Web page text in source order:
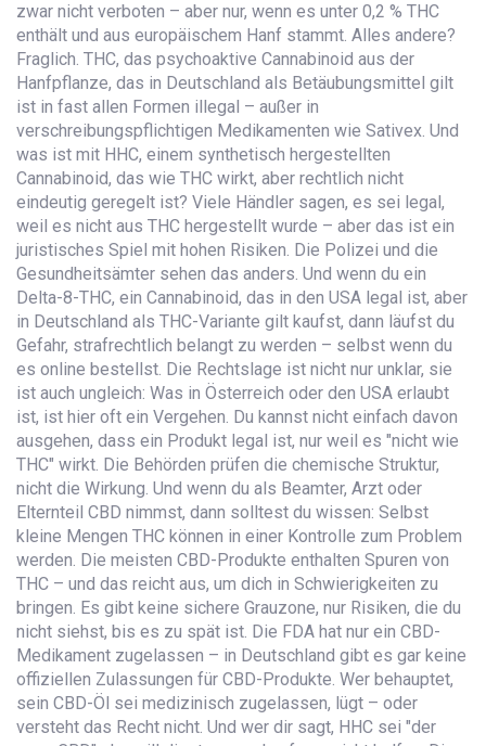
zwar nicht verboten – aber nur, wenn es unter 0,2 % THC
enthält und aus europäischem Hanf stammt. Alles andere?
Fraglich. THC, das psychoaktive Cannabinoid aus der
Hanfpflanze, das in Deutschland als Betäubungsmittel gilt
ist in fast allen Formen illegal – außer in
verschreibungspflichtigen Medikamenten wie Sativex. Und
was ist mit HHC, einem synthetisch hergestellten
Cannabinoid, das wie THC wirkt, aber rechtlich nicht
eindeutig geregelt ist? Viele Händler sagen, es sei legal,
weil es nicht aus THC hergestellt wurde – aber das ist ein
juristisches Spiel mit hohen Risiken. Die Polizei und die
Gesundheitsämter sehen das anders. Und wenn du ein
Delta-8-THC, ein Cannabinoid, das in den USA legal ist, aber
in Deutschland als THC-Variante gilt kaufst, dann läufst du
Gefahr, strafrechtlich belangt zu werden – selbst wenn du
es online bestellst. Die Rechtslage ist nicht nur unklar, sie
ist auch ungleich: Was in Österreich oder den USA erlaubt
ist, ist hier oft ein Vergehen. Du kannst nicht einfach davon
ausgehen, dass ein Produkt legal ist, nur weil es "nicht wie
THC" wirkt. Die Behörden prüfen die chemische Struktur,
nicht die Wirkung. Und wenn du als Beamter, Arzt oder
Elternteil CBD nimmst, dann solltest du wissen: Selbst
kleine Mengen THC können in einer Kontrolle zum Problem
werden. Die meisten CBD-Produkte enthalten Spuren von
THC – und das reicht aus, um dich in Schwierigkeiten zu
bringen. Es gibt keine sichere Grauzone, nur Risiken, die du
nicht siehst, bis es zu spät ist. Die FDA hat nur ein CBD-
Medikament zugelassen – in Deutschland gibt es gar keine
offiziellen Zulassungen für CBD-Produkte. Wer behauptet,
sein CBD-Öl sei medizinisch zugelassen, lügt – oder
versteht das Recht nicht. Und wer dir sagt, HHC sei "der